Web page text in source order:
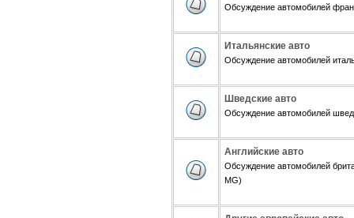
Обсуждение автомобилей
Итальянские авто
Обсуждение автомобилей
Шведские авто
Обсуждение автомобилей
Английские авто
Обсуждение автомобилей
MG)